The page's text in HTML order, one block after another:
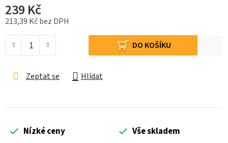
239 Kč
213,39 Kč bez DPH
DO KOŠÍKU
Zeptat se Hlídat
Nízké ceny Vše skladem